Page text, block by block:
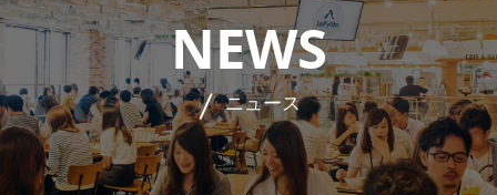
NEWS
ニュース